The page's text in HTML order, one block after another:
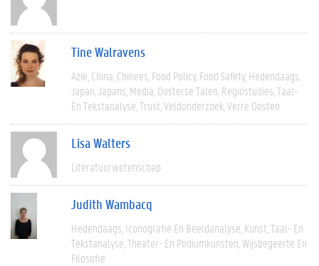
Tine Walravens
Azië China Chinees Food Policy Food Safety Hedendaags
Japan Japans Media Oosterse Talen Regiostudies Taal-
En Tekstanalyse Trust Veldonderzoek Verre Oosten
Lisa Walters
Literatuurwetenschap
Judith Wambacq
Hedendaags Iconografie En Beeldanalyse Kunst Taal- En
Tekstanalyse Theater- En Podiumkunsten Wijsbegeerte En
Filosofie